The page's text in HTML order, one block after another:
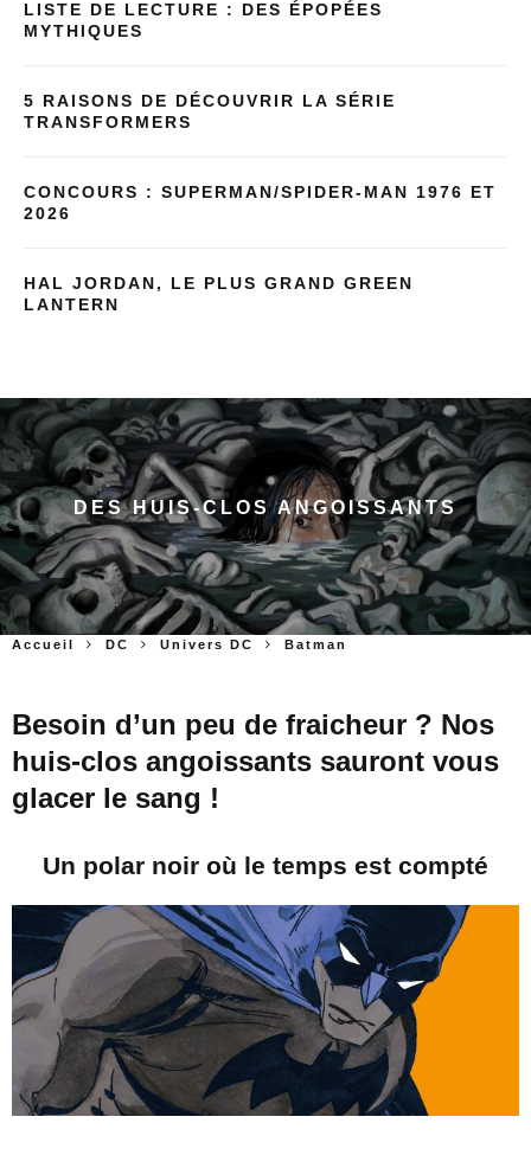
LISTE DE LECTURE : DES ÉPOPÉES
MYTHIQUES
5 RAISONS DE DÉCOUVRIR LA SÉRIE
TRANSFORMERS
CONCOURS : SUPERMAN/SPIDER-MAN 1976 ET
2026
HAL JORDAN, LE PLUS GRAND GREEN
LANTERN
DES HUIS-CLOS ANGOISSANTS
Accueil DC Univers DC Batman
Besoin d’un peu de fraicheur ? Nos
huis-clos angoissants sauront vous
glacer le sang !
Un polar noir où le temps est compté